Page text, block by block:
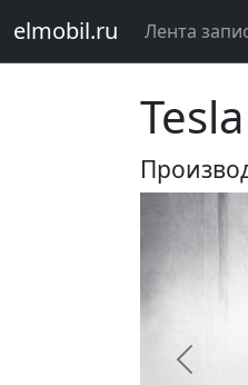
elmobil.ru Лента